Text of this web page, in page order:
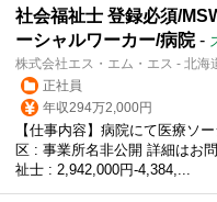
社会福祉士 登録必須/
ーシャルワーカー/病院-
株式会社エス・エム・エス - 北海
正社員
年収294万2,000円
【仕事内容】病院にて医療ソ
区 : 事業所名非公開 詳細はお
祉士 : 2,942,000円‐4,384,...